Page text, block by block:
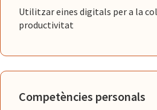
Utilitzar eines digitals per a la
productivitat
Competències personals